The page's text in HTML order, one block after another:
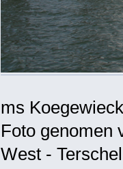
ms Koegewieck
Foto genomen
West -